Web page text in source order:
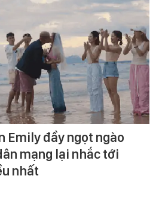
Emily đầy ngọt ngào
mạng lại nhắc tới
nhất